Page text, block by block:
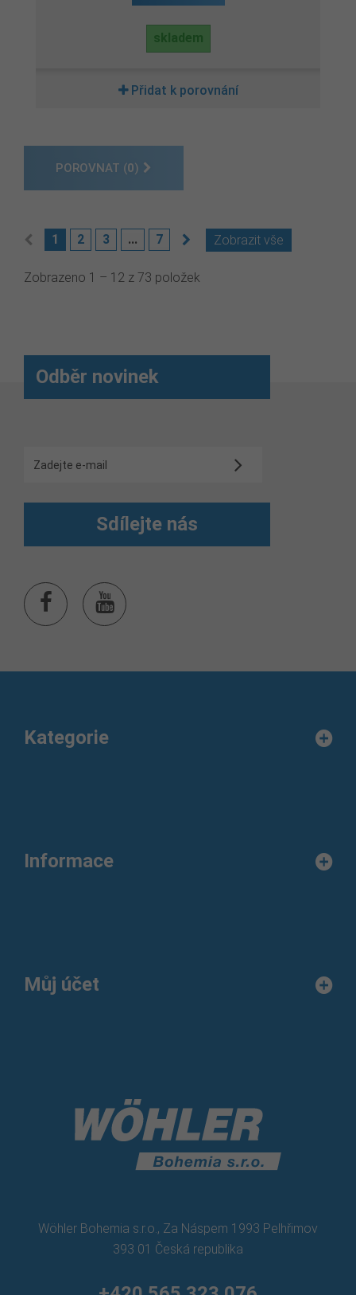
skladem
Přidat k porovnání
POROVNAT (0)
Zobrazit vše
1 2 3 ... 7
Zobrazeno 1 – 12 z 73 položek
Odběr novinek
Sdílejte nás
Kategorie
Informace
Můj účet
Wöhler Bohemia s.r.o., Za Náspem 1993 Pelhřimov
393 01 Česká republika